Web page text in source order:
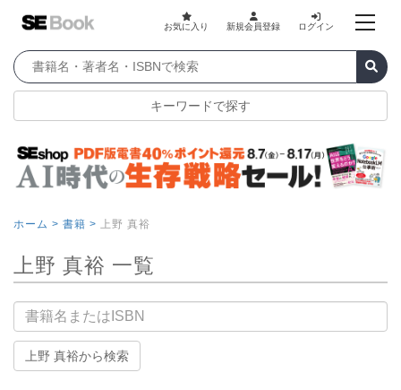
お気に入り 新規会員登録 ログイン
キーワードで探す
ホーム > 書籍 > 上野 真裕
上野 真裕 一覧
書籍名
上野 真裕から検索